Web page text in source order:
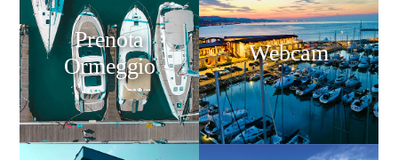
Prenota
Ormeggio
Webcam